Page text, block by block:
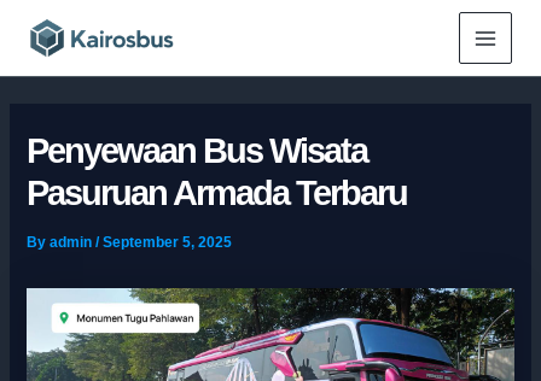
Main
Menu
Penyewaan Bus Wisata
Pasuruan Armada Terbaru
Byadmin/September 5, 2025